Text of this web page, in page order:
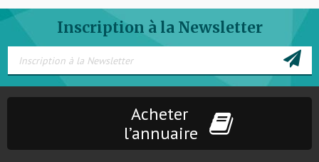
Inscription à la Newsletter
Acheter
l’annuaire